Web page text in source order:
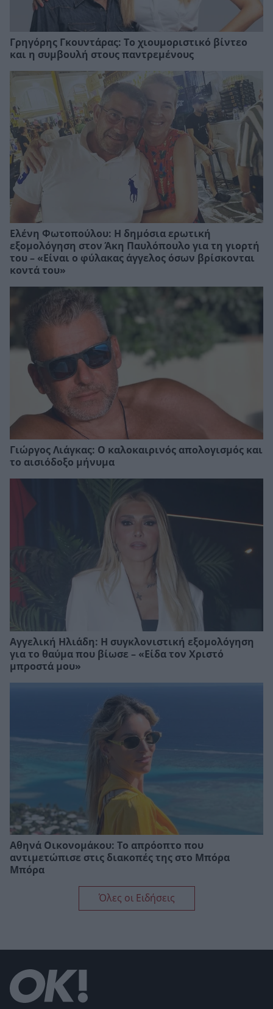
Γρηγόρης Γκουντάρας: Το χιουμοριστικό βίντεο
και η συμβουλή στους παντρεμένους
Ελένη Φωτοπούλου: Η δημόσια ερωτική
εξομολόγηση στον Άκη Παυλόπουλο για τη γιορτή
του – «Είναι ο φύλακας άγγελος όσων βρίσκονται
κοντά του»
Γιώργος Λιάγκας: Ο καλοκαιρινός απολογισμός και
το αισιόδοξο μήνυμα
Αγγελική Ηλιάδη: Η συγκλονιστική εξομολόγηση
για το θαύμα που βίωσε – «Είδα τον Χριστό
μπροστά μου»
Αθηνά Οικονομάκου: Το απρόοπτο που
αντιμετώπισε στις διακοπές της στο Μπόρα
Μπόρα
Όλες οι Ειδήσεις